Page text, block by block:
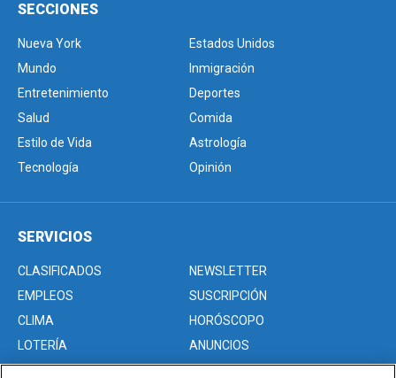
SECCIONES
Nueva York
Estados Unidos
Mundo
Inmigración
Entretenimiento
Deportes
Salud
Comida
Estilo de Vida
Astrología
Tecnología
Opinión
SERVICIOS
CLASIFICADOS
NEWSLETTER
EMPLEOS
SUSCRIPCIÓN
CLIMA
HORÓSCOPO
LOTERÍA
ANUNCIOS